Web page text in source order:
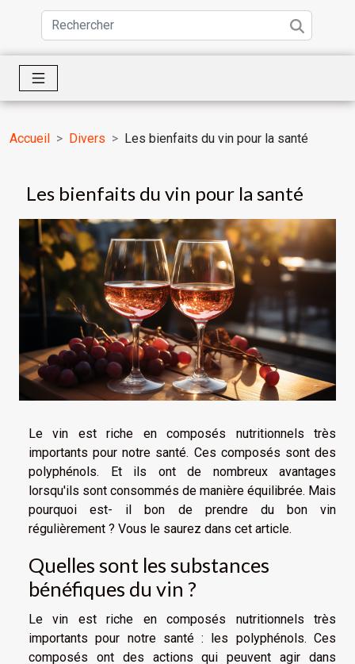
Accueil Divers Les bienfaits du vin pour la santé
Les bienfaits du vin pour la santé
Le vin est riche en composés nutritionnels très
importants pour notre santé. Ces composés sont des
polyphénols. Et ils ont de nombreux avantages
lorsqu'ils sont consommés de manière équilibrée. Mais
pourquoi est- il bon de prendre du bon vin
régulièrement ? Vous le saurez dans cet article.
Quelles sont les substances
bénéfiques du vin ?
Le vin est riche en composés nutritionnels très
importants pour notre santé : les polyphénols. Ces
composés ont des actions qui peuvent agir dans